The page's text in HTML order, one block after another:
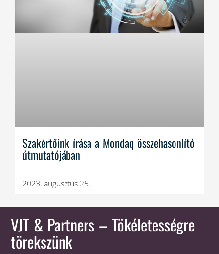
Szakértőink írása a Mondaq összehasonlító
útmutatójában
2023. augusztus 25.
VJT & Partners – Tökéletességre
törekszünk